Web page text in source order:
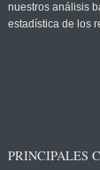
nuestros análisis
estadística de los
PRINCIPALES